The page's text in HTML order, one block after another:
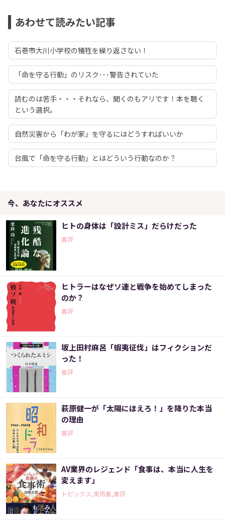
あわせて読みたい記事
石巻市大川小学校の犠牲を繰り返さない！
「命を守る行動」のリスク･･･警告されていた
読むのは苦手・・・それなら、聞くのもアリです！本を聴く
という選択。
自然災害から「わが家」を守るにはどうすればいいか
台風で「命を守る行動」とはどういう行動なのか？
今、あなたにオススメ
ヒトの身体は「設計ミス」だらけだった
書評
ヒトラーはなぜソ連と戦争を始めてしまった
のか？
書評
坂上田村麻呂「蝦夷征伐」はフィクションだ
った！
書評
萩原健一が「太陽にほえろ！」を降りた本当
の理由
書評
AV業界のレジェンド「食事は、本当に人生を
変えます」
トピックス,実用書,書評